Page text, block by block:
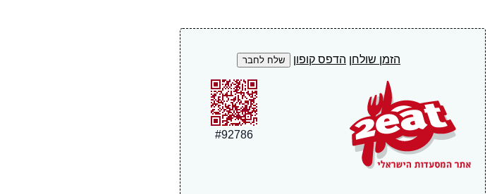
הזמן שולחן הדפס קופון
#92786